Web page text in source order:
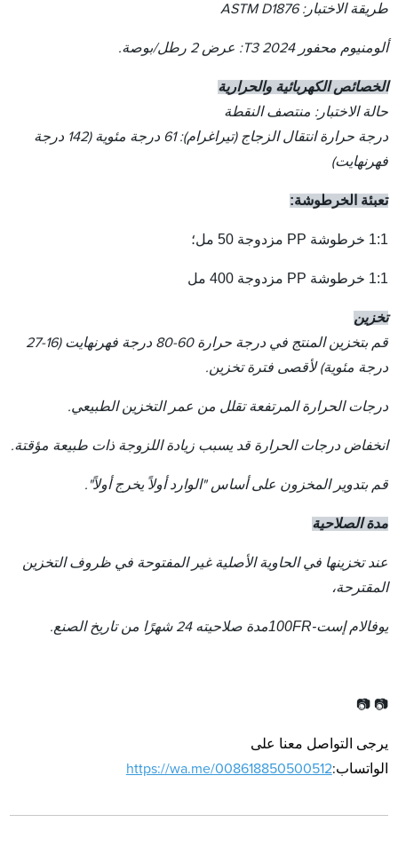
طريقة الاختبار: ASTM D1876
ألومنيوم محفور 2024 T3: عرض 2 رطل/بوصة.
الخصائص الكهربائية والحرارية
حالة الاختبار: منتصف النقطة
درجة حرارة انتقال الزجاج (تيراغرام): 61 درجة مئوية (142 درجة
فهرنهايت)
تعبئة الخرطوشة:
1:1 خرطوشة PP مزدوجة 50 مل؛
1:1 خرطوشة PP مزدوجة 400 مل
تخزين
قم بتخزين المنتج في درجة حرارة 60-80 درجة فهرنهايت (16-27
درجة مئوية) لأقصى فترة تخزين.
درجات الحرارة المرتفعة تقلل من عمر التخزين الطبيعي.
انخفاض درجات الحرارة قد يسبب زيادة اللزوجة ذات طبيعة مؤقتة.
قم بتدوير المخزون على أساس "الوارد أولاً يخرج أولاً".
مدة الصلاحية
عند تخزينها في الحاوية الأصلية غير المفتوحة في ظروف التخزين
المقترحة،
يوفالام إست-100FR مدة صلاحيته 24 شهرًا من تاريخ الصنع.
📷 📷
يرجى التواصل معنا على
الواتساب:https://wa.me/008618850500512